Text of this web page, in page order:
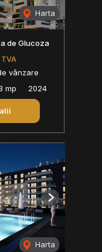
Harta
de Glucoza
TVA
vânzare
mp 2024
Harta
Next